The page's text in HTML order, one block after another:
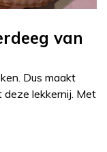
van
Dus maakt
lekkernij. Met